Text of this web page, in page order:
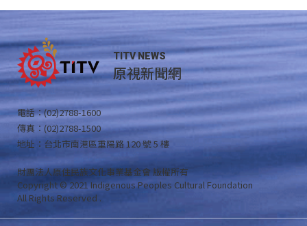
TITV NEWS
原視新聞網
電話：(02)2788-1600
傳真：(02)2788-1500
地址：台北市南港區重陽路 120 號 5 樓
財團法人原住民族文化事業基金會 版權所有
Copyright © 2021 Indigenous Peoples Cultural Foundation
All Rights Reserved .